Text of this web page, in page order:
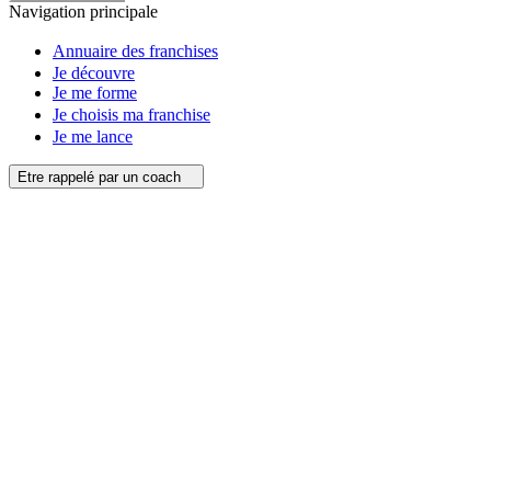
Navigation principale
Annuaire des franchises
Je découvre
Je me forme
Je choisis ma franchise
Je me lance
Etre rappelé par un coach